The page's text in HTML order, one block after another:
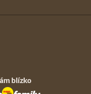
blízko